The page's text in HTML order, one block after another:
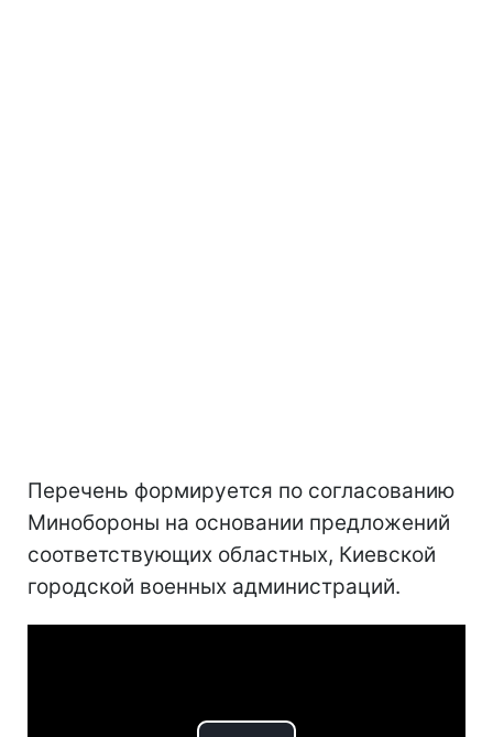
Перечень формируется по согласованию
Минобороны на основании предложений
соответствующих областных, Киевской
городской военных администраций.